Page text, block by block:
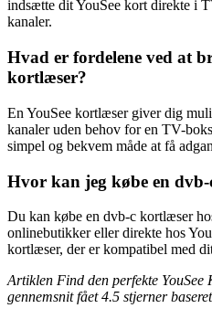
indsætte dit YouSee kort direkte i
kanaler.
Hvad er fordelene ved at
kortlæser?
En YouSee kortlæser giver dig
kanaler uden behov for en TV-
simpel og bekvem måde at få
Hvor kan jeg købe en
Du kan købe en dvb-c kortlæser
onlinebutikker eller direkte hos
kortlæser, der er kompatibel med
Artiklen Find den perfekte
gennemsnit fået4.5 stjerner